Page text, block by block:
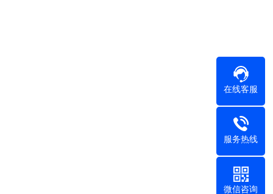
在线客服
服务热线
微信咨询